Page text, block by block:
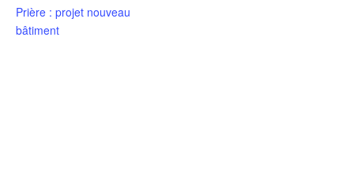
Prière : projet nouveau
bâtiment